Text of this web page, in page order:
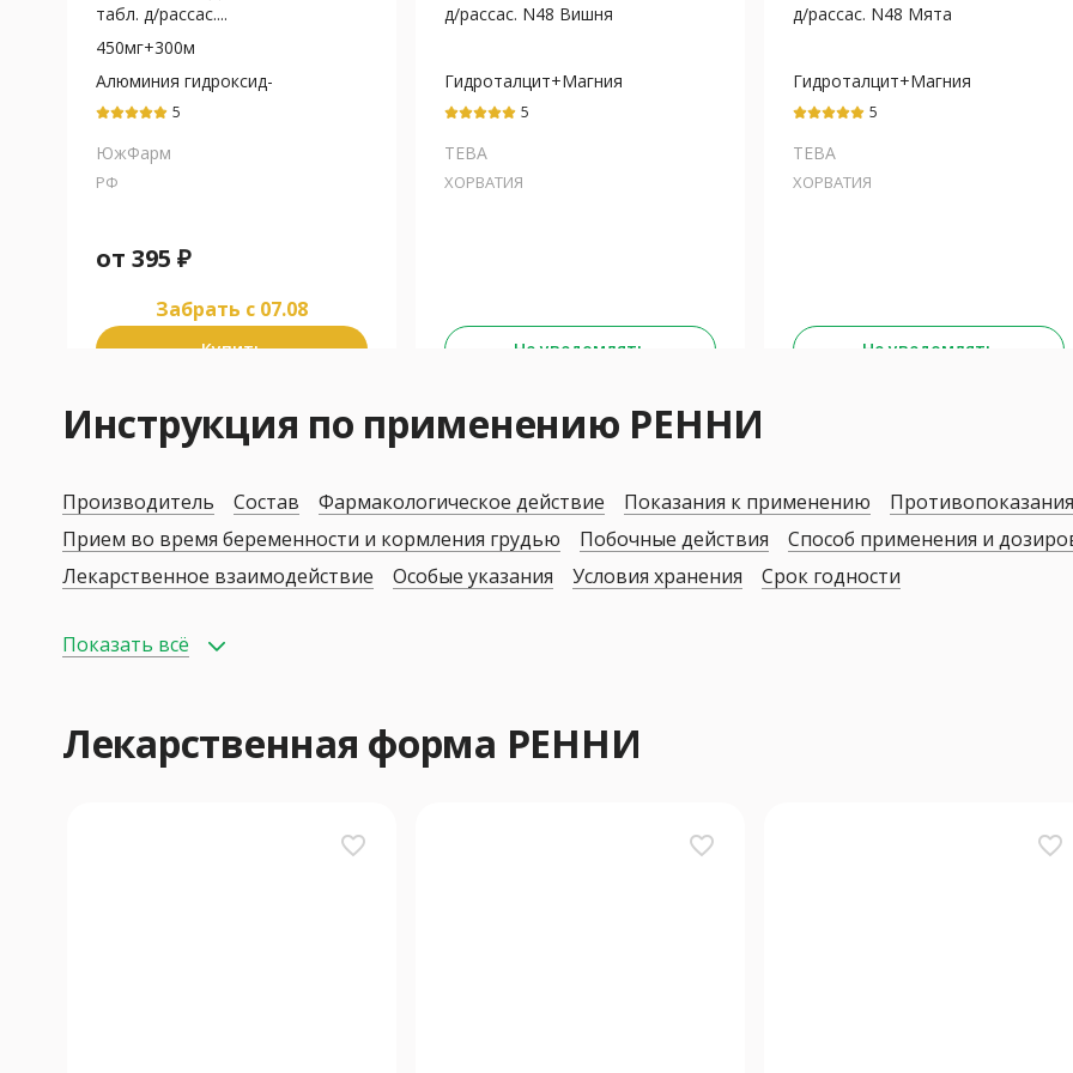
табл. д/рассас....
450мг+300м
Алюминия гидроксид-
магния
гидроксид
5
ЮжФарм
РФ
от 395 ₽
Забрать c 07.08
Купить
д/рассас. N48 Вишня
Гидроталцит+Магния
гидроксид5
ТЕВА
ХОРВАТИЯ
Не уведомлять
д/рассас. N48 Мята
Гидроталцит+Магния
гидроксид5
ТЕВА
ХОРВАТИЯ
Не уведомлять
Инструкция по применению РЕННИ
Производитель Состав Фармакологическое действие Показания к применению
Противопоказания
Прием во время беременности и кормления грудью
Побочные действия Способ применения и
Лекарственное взаимодействие
Особые указания Условия хранения Срок годности
Показать всё
Лекарственная форма РЕННИ
favorite_border favorite_border favorite_border